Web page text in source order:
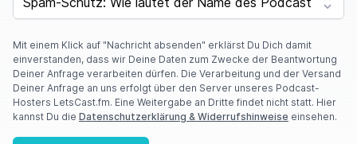
Mit einem Klick auf "Nachricht absenden" erklärst Du Dich damit
einverstanden, dass wir Deine Daten zum Zwecke der Beantwortung
Deiner Anfrage verarbeiten dürfen. Die Verarbeitung und der Versand
Deiner Anfrage an uns erfolgt über den Server unseres Podcast-
Hosters LetsCast.fm. Eine Weitergabe an Dritte findet nicht statt. Hier
kannst Du die Datenschutzerklärung & Widerrufshinweise einsehen.